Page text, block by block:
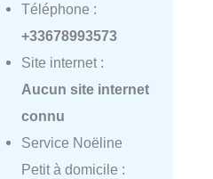
Téléphone :
+33678993573
Site internet :
Aucun site internet
connu
Service Noëline
Petit à domicile :